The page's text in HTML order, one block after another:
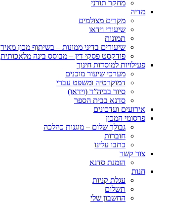
מחקר תורני
מדיה
מקרים מצולמים
שיעורי וידאו
תמונות
שיעורים בדיני ממונות – בשיתוף מכון מאיר
פודקסט פסקי דין – מבוסס בינה מלאכותית
פעילויות למוסדות חינוך
מערכי שיעור מוכנים
דמוקרטיה ומשפט עברי
סיור בביה”ד (וידאו)
סדנא בבית הספר
אירועים ועדכונים
פרסומי המכון
גבולך שלום – מוגנות כהלכה
חוברות
כתבו עלינו
צור קשר
הזמנת סדנא
חנות
עגלת קניות
תשלום
החשבון שלי